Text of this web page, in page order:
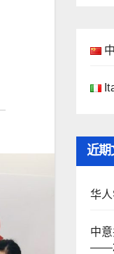
近期
华
中